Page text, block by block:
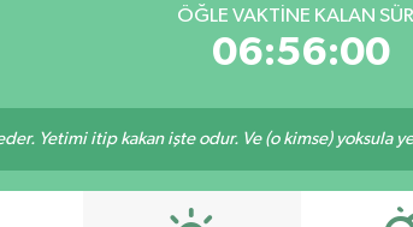
ÖĞLE VAKTINE KALAN
06:55:59
Yetimi itip kakan işte odur. Ve (o kimse) yoksula